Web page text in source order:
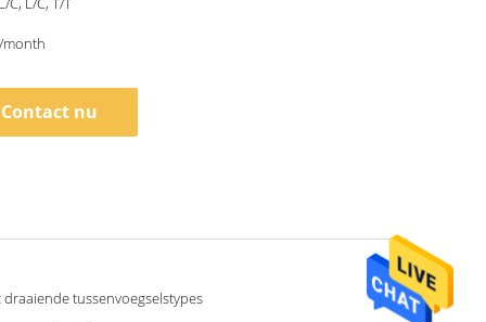
month
Contact nu
draaiende tussenvoegselstypes